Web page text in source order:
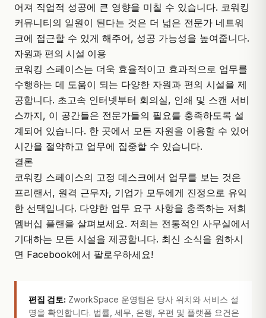
어져 직업적 성공에 큰 영향을 미칠 수 있습니다. 코워킹
커뮤니티의 일원이 된다는 것은 더 넓은 전문가 네트워
크에 접근할 수 있게 해주어, 성공 가능성을 높여줍니다.
자원과 편의 시설 이용
코워킹 스페이스는 더욱 효율적이고 효과적으로 업무를
수행하는 데 도움이 되는 다양한 자원과 편의 시설을 제
공합니다. 초고속 인터넷부터 회의실, 인쇄 및 스캔 서비
스까지, 이 공간들은 전문가들의 필요를 충족하도록 설
계되어 있습니다. 한 곳에서 모든 자원을 이용할 수 있어
시간을 절약하고 업무에 집중할 수 있습니다.
결론
코워킹 스페이스의 고정 데스크에서 업무를 보는 것은
프리랜서, 원격 근무자, 기업가 모두에게 진정으로 유익
한 선택입니다. 다양한 업무 요구 사항을 충족하는 저희
멤버십 플랜을 살펴보세요. 저희는 전통적인 사무실에서
기대하는 모든 시설을 제공합니다. 최신 소식을 원하시
면 Facebook에서 팔로우하세요!
편집 검토: ZworkSpace 운영팀은 당사 위치와 서비스 설
명을 확인합니다. 법률, 세무, 은행, 우편 및 플랫폼 요건은